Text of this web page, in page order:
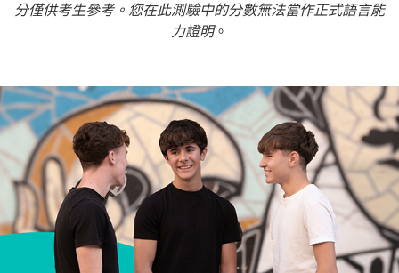
分僅供考生參考。您在此測驗中的分數無法當作正式語言能
力證明。